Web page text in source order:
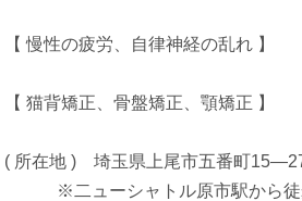
【 慢性の疲労、自律神経の乱れ 】
【 猫背矯正、骨盤矯正、顎矯正 】
( 所在地 ) 埼玉県上尾市五番町
※二ューシャトル原市駅から徒